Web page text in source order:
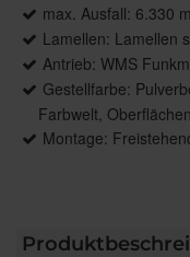
max. Ausfall: 6.330
Lamellen: Lamellen
Antrieb: WMS
Gestellfarbe:
Farbwelt,
Montage: